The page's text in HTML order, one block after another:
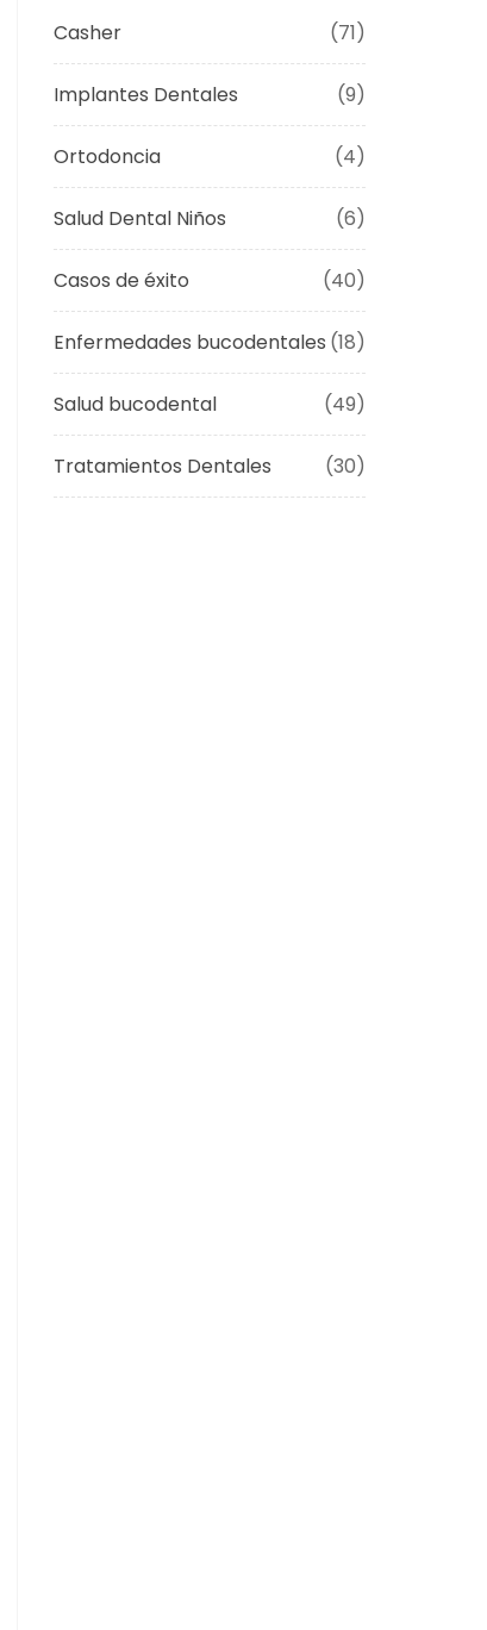
Casher (71)
Implantes Dentales (9)
Ortodoncia (4)
Salud Dental Niños (6)
Casos de éxito (40)
Enfermedades bucodentales (18)
Salud bucodental (49)
Tratamientos Dentales (30)